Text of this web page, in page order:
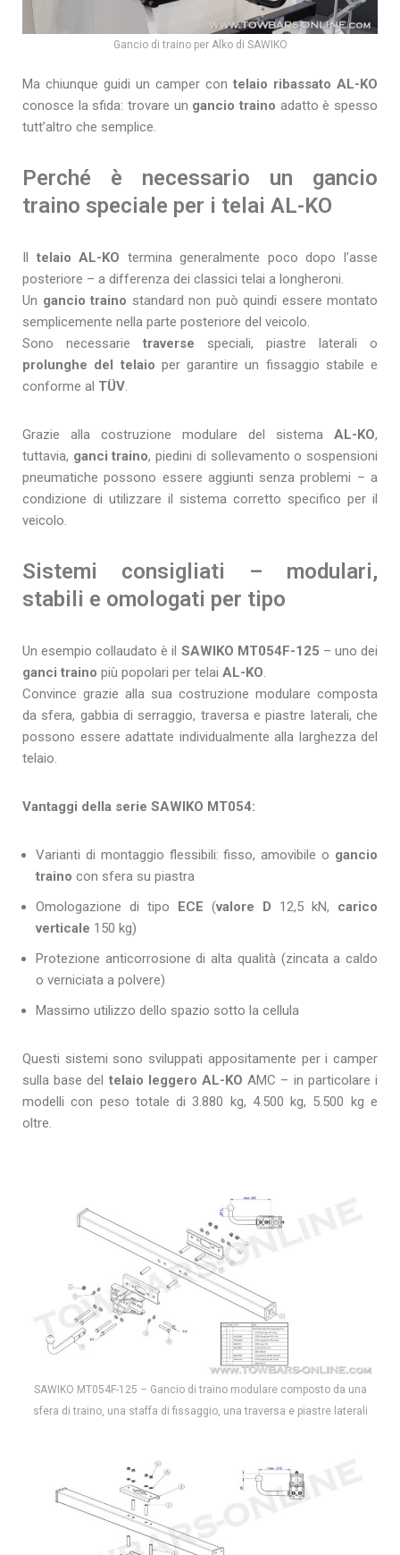
Gancio di traino per Alko di SAWIKO
Ma chiunque guidi un camper con telaio ribassato AL-KO
conosce la sfida: trovare un gancio traino adatto è spesso
tutt’altro che semplice.
Perché è necessario un gancio
traino speciale per i telai AL-KO
Il telaio AL-KO termina generalmente poco dopo l’asse
posteriore – a differenza dei classici telai a longheroni.
Un gancio traino standard non può quindi essere montato
semplicemente nella parte posteriore del veicolo.
Sono necessarie traverse speciali, piastre laterali o
prolunghe del telaio per garantire un fissaggio stabile e
conforme al TÜV.
Grazie alla costruzione modulare del sistema AL-KO,
tuttavia, ganci traino, piedini di sollevamento o sospensioni
pneumatiche possono essere aggiunti senza problemi – a
condizione di utilizzare il sistema corretto specifico per il
veicolo.
Sistemi consigliati – modulari,
stabili e omologati per tipo
Un esempio collaudato è il SAWIKO MT054F-125 – uno dei
ganci traino più popolari per telai AL-KO.
Convince grazie alla sua costruzione modulare composta
da sfera, gabbia di serraggio, traversa e piastre laterali, che
possono essere adattate individualmente alla larghezza del
telaio.
Vantaggi della serie SAWIKO MT054:
Varianti di montaggio flessibili: fisso, amovibile o gancio
traino con sfera su piastra
Omologazione di tipo ECE (valore D 12,5 kN, carico
verticale 150 kg)
Protezione anticorrosione di alta qualità (zincata a caldo
o verniciata a polvere)
Massimo utilizzo dello spazio sotto la cellula
Questi sistemi sono sviluppati appositamente per i camper
sulla base del telaio leggero AL-KO AMC – in particolare i
modelli con peso totale di 3.880 kg, 4.500 kg, 5.500 kg e
oltre.
SAWIKO MT054F-125 – Gancio di traino modulare composto da una
sfera di traino, una staffa di fissaggio, una traversa e piastre laterali